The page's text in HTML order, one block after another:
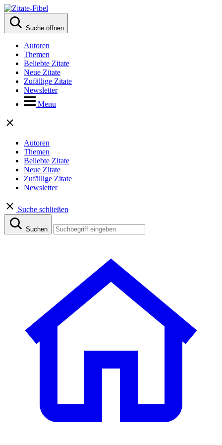
Suche öffnen
Autoren
Themen
Beliebte Zitate
Neue Zitate
Zufällige Zitate
Newsletter
Menu
Autoren
Themen
Beliebte Zitate
Neue Zitate
Zufällige Zitate
Newsletter
Suche schließen
Suchen